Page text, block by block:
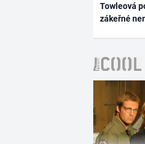
Towleová
zákeřné